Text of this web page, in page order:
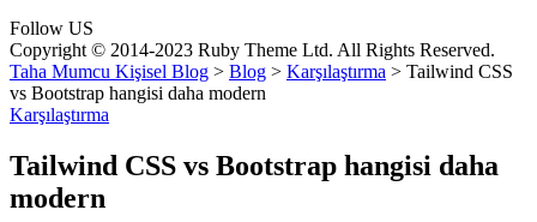
Follow US
Copyright © 2014-2023 Ruby Theme Ltd. All Rights Reserved.
Taha Mumcu Kişisel Blog > Blog > Karşılaştırma > Tailwind CSS
vs Bootstrap hangisi daha modern
Karşılaştırma
Tailwind CSS vs Bootstrap hangisi daha
modern